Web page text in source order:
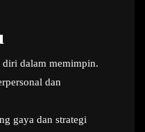
dalam memimpin.
dan
gaya dan strategi